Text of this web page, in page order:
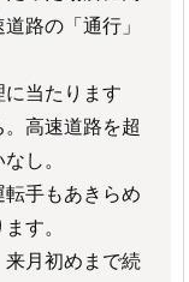
路の「通行」
当たります
高速道路を超
し。
手もあきらめ
す。
来月初めまで続